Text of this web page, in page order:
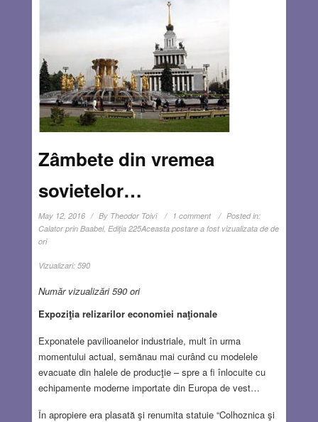
Zâmbete din vremea
sovietelor…
May 12, 2016 By Theodor Toivi 1 comment
Posted in:
Calator prin Baabel, Ediţia 225Aceasta postare a fost vizualizata de de
ori
Vizualizari: 590
Număr vizualizări 590 ori
Expoziţia relizarilor economiei naţionale
Exponatele pavilioanelor industriale, mult în urma
momentului actual, semănau mai curând cu modelele
evacuate din halele de producţie – spre a fi înlocuite cu
echipamente moderne importate din Europa de vest…
În apropiere era plasată şi renumita statuie “Colhoznica şi